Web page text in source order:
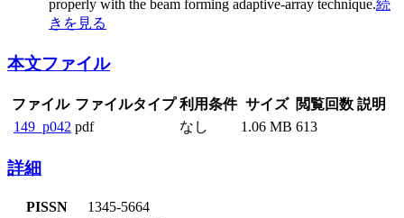
properly with the beam forming adaptive-array technique.続
きを見る
本文ファイル
ファイル ファイルタイプ 利用条件 サイズ 閲覧回数 説明
149_p042 pdf なし 1.06 MB 613
詳細
PISSN
1345-5664